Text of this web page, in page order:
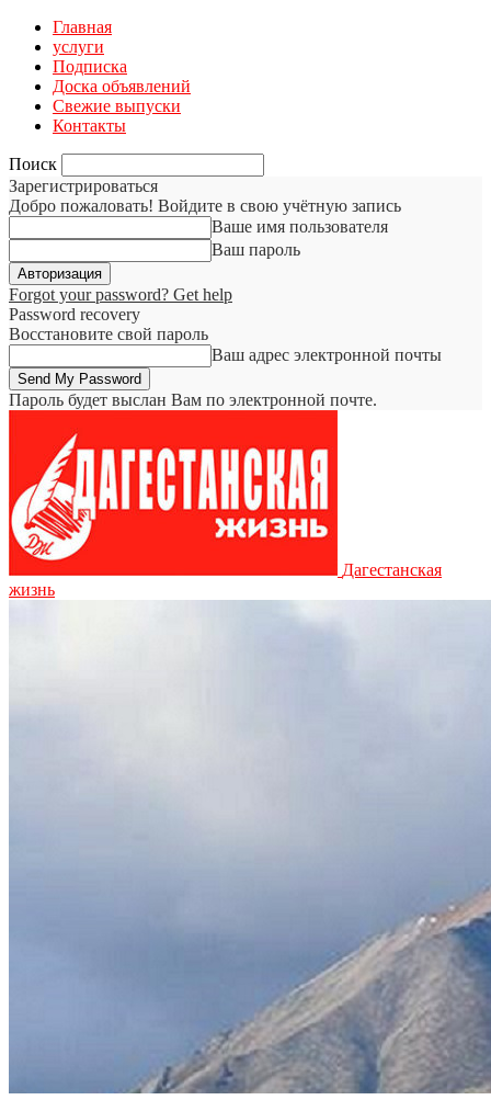
Главная
услуги
Подписка
Доска объявлений
Свежие выпуски
Контакты
Поиск
Зарегистрироваться
Добро пожаловать! Войдите в свою учётную запись
Ваше имя пользователя
Ваш пароль
Forgot your password? Get help
Password recovery
Восстановите свой пароль
Ваш адрес электронной почты
Пароль будет выслан Вам по электронной почте.
Дагестанская
жизнь